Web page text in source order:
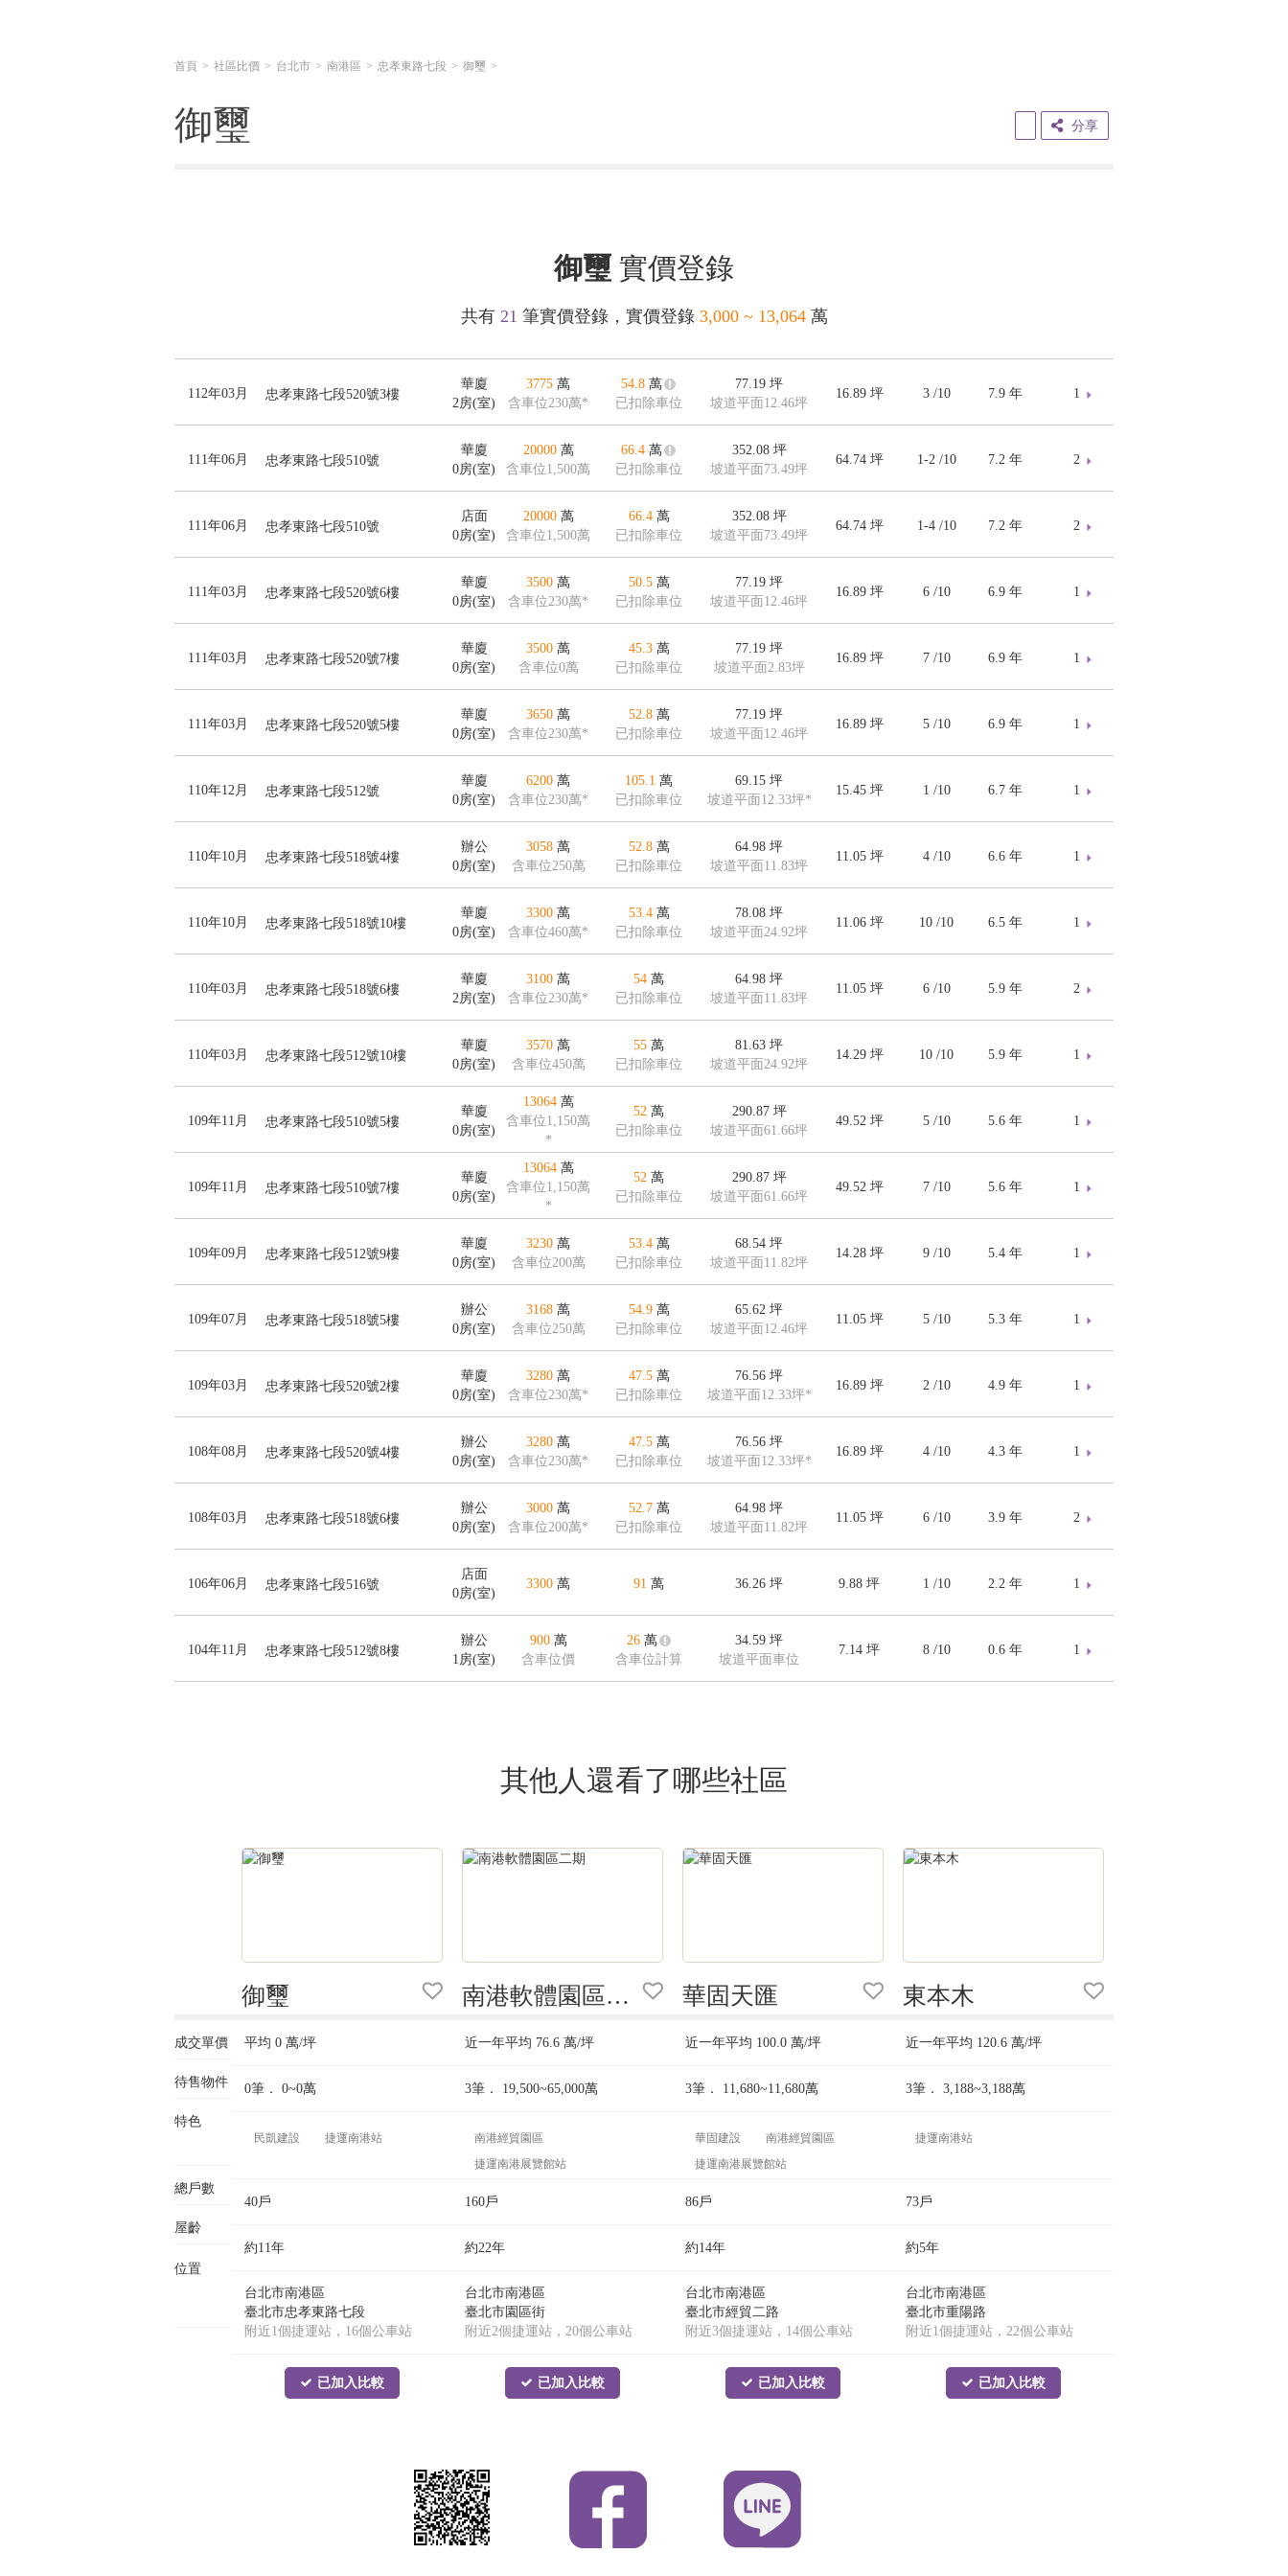
首頁 社區比價 台北市 南港區 忠孝東路七段 御璽
御璽 分享
御璽 實價登錄
共有 21 筆實價登錄，實價登錄 3,000 ~ 13,064萬
112年03月 忠孝東路七段520號3樓
華廈
2房(室)
3775 萬
含車位230萬*
54.8 萬
已扣除車位
77.19 坪
坡道平面12.46坪
16.89 坪 3 /10 7.9 年 1
111年06月 忠孝東路七段510號
華廈
0房(室)
20000萬
含車位1,500萬
66.4 萬
已扣除車位
352.08坪
坡道平面73.49坪
64.74 坪 1-2 /10 7.2 年 2
111年06月 忠孝東路七段510號
店面
0房(室)
20000萬
含車位1,500萬
66.4萬
已扣除車位
352.08坪
坡道平面73.49坪
64.74 坪 1-4 /10 7.2 年 2
111年03月 忠孝東路七段520號6樓
華廈
0房(室)
3500 萬
含車位230萬*
50.5萬
已扣除車位
77.19 坪
坡道平面12.46坪
16.89 坪 6 /10 6.9 年 1
111年03月 忠孝東路七段520號7樓
華廈
0房(室)
3500 萬
含車位0萬
45.3萬
已扣除車位
77.19 坪
坡道平面2.83坪
16.89 坪 7 /10 6.9 年 1
111年03月 忠孝東路七段520號5樓
華廈
0房(室)
3650 萬
含車位230萬*
52.8萬
已扣除車位
77.19 坪
坡道平面12.46坪
16.89 坪 5 /10 6.9 年 1
110年12月 忠孝東路七段512號
華廈
0房(室)
6200 萬
含車位230萬*
105.1 萬
已扣除車位
69.15 坪
坡道平面12.33坪*
15.45 坪 1 /10 6.7 年 1
110年10月 忠孝東路七段518號4樓
辦公
0房(室)
3058 萬
含車位250萬
52.8萬
已扣除車位
64.98 坪
坡道平面11.83坪
11.05 坪 4 /10 6.6 年 1
110年10月 忠孝東路七段518號10樓
華廈
0房(室)
3300 萬
含車位460萬*
53.4萬
已扣除車位
78.08 坪
坡道平面24.92坪
11.06 坪 10 /10 6.5 年 1
110年03月 忠孝東路七段518號6樓
華廈
2房(室)
3100 萬
含車位230萬*
54 萬
已扣除車位
64.98 坪
坡道平面11.83坪
11.05 坪 6 /10 5.9 年 2
110年03月 忠孝東路七段512號10樓
華廈
0房(室)
3570 萬
含車位450萬
55 萬
已扣除車位
81.63 坪
坡道平面24.92坪
14.29 坪 10 /10 5.9 年 1
109年11月 忠孝東路七段510號5樓
華廈
0房(室)
13064萬
含車位1,150萬
*
52 萬
已扣除車位
290.87坪
坡道平面61.66坪
49.52 坪 5 /10 5.6 年 1
109年11月 忠孝東路七段510號7樓
華廈
0房(室)
13064萬
含車位1,150萬
*
52 萬
已扣除車位
290.87坪
坡道平面61.66坪
49.52 坪 7 /10 5.6 年 1
109年09月 忠孝東路七段512號9樓
華廈
0房(室)
3230 萬
含車位200萬
53.4萬
已扣除車位
68.54 坪
坡道平面11.82坪
14.28 坪 9 /10 5.4 年 1
109年07月 忠孝東路七段518號5樓
辦公
0房(室)
3168 萬
含車位250萬
54.9萬
已扣除車位
65.62 坪
坡道平面12.46坪
11.05 坪 5 /10 5.3 年 1
109年03月 忠孝東路七段520號2樓
華廈
0房(室)
3280 萬
含車位230萬*
47.5萬
已扣除車位
76.56 坪
坡道平面12.33坪*
16.89 坪 2 /10 4.9 年 1
108年08月 忠孝東路七段520號4樓
辦公
0房(室)
3280 萬
含車位230萬*
47.5萬
已扣除車位
76.56 坪
坡道平面12.33坪*
16.89 坪 4 /10 4.3 年 1
108年03月 忠孝東路七段518號6樓
辦公
0房(室)
3000 萬
含車位200萬*
52.7萬
已扣除車位
64.98 坪
坡道平面11.82坪
11.05 坪 6 /10 3.9 年 2
106年06月 忠孝東路七段516號
店面
0房(室)
3300 萬 91 萬 36.26 坪 9.88 坪 1 /10 2.2 年 1
104年11月 忠孝東路七段512號8樓
辦公
1房(室)
900萬
含車位價
26萬
含車位計算
34.59 坪
坡道平面車位
7.14 坪 8 /10 0.6 年 1
其他人還看了哪些社區
成交單價
待售物件
特色
總戶數
屋齡
位置
御璽
平均 0 萬/坪
0筆． 0~0萬
民凱建設 捷運南港站
40戶
約11年
台北市南港區
臺北市忠孝東路七段
附近1個捷運站，16個公車站
已加入比較
南港軟體園區二期
近一年平均 76.6 萬/坪
3筆． 19,500~65,000萬
南港經貿園區
捷運南港展覽館站
160戶
約22年
台北市南港區
臺北市園區街
附近2個捷運站，20個公車站
已加入比較
華固天匯
近一年平均 100.0 萬/坪
3筆． 11,680~11,680萬
華固建設
南港經貿園區
捷運南港展覽館站
86戶
約14年
台北市南港區
臺北市經貿二路
附近3個捷運站，14個公車站
已加入比較
東本木
近一年平均 120.6 萬/坪
3筆． 3,188~3,188萬
捷運南港站
73戶
約5年
台北市南港區
臺北市重陽路
附近1個捷運站，22個公車站
已加入比較